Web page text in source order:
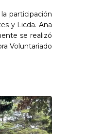
participación
y Licda. Ana
se realizó
Voluntariado